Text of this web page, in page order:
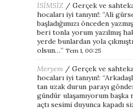
İSİMSİZ / Gerçek ve
hocaları iyi tanıyın!: “Ali
başladığımızı önceden
beri tonla yorum yazılmış
yerde bunlardan yola
olsun…” Tem 1, 00:25
Meryem / Gerçek ve
hocaları iyi tanıyın!: “
tan uzak durun parayı
gündür ulaşamıyorum başka
açtı sesimi duyunca kapadı